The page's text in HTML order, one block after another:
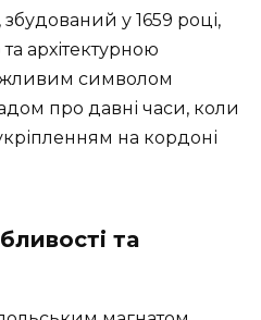
у 1659 році,
архітектурною
символом
про давні часи, коли
на кордоні
та